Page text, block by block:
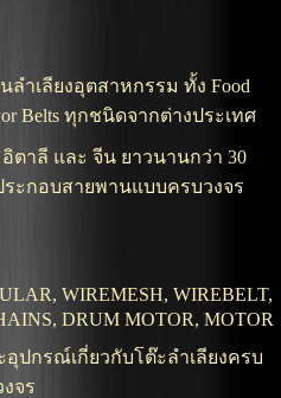
ลำเลียงอุตสาหกรรม ทั้ง Food
Belts ทุกชนิดจากต่างประเทศ
ตาลี และ จีน ยาวนานกว่า 30
ะกอบสายพานแบบครบวงจร
WIREMESH, WIREBELT,
DRUM MOTOR, MOTOR
ปกรณ์เกี่ยวกับโต๊ะลำเลียงครบ
งจร